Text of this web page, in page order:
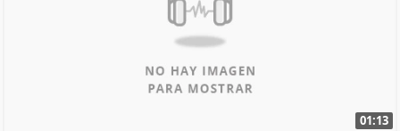
01:13